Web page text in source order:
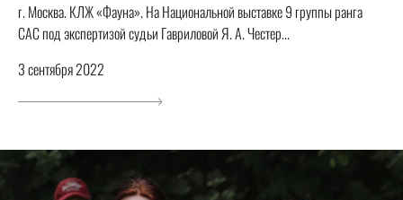
г. Москва. КЛЖ «Фауна». На Национальной выставке 9 группы ранга
САС под экспертизой судьи Гавриловой Я. А. Честер...
3 сентября 2022